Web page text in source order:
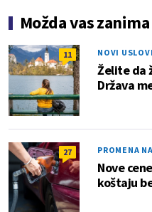
Možda vas zanima
11 NOVI USLOVI
Želite da
Država
27 PROMENA
Nove
koštaju